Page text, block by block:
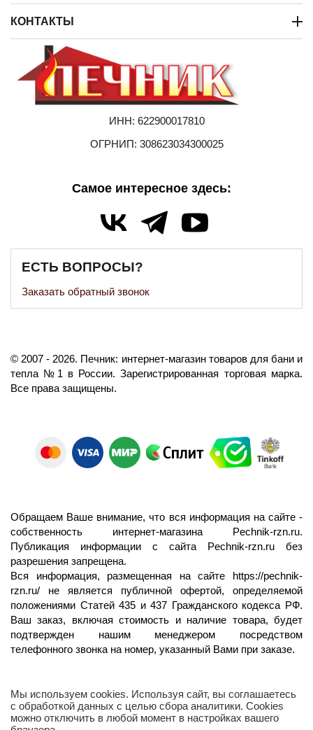
КОНТАКТЫ
ИНН: 622900017810
ОГРНИП: 308623034300025
Самое интересное здесь:
ЕСТЬ ВОПРОСЫ?
Заказать обратный звонок
©️ 2007 - 2026. Печник: интернет-магазин товаров для бани и
тепла №1 в России. Зарегистрированная торговая марка.
Все права защищены.
Обращаем Ваше внимание, что вся информация на сайте -
собственность интернет-магазина Pechnik-rzn.ru.
Публикация информации с сайта Pechnik-rzn.ru без
разрешения запрещена.
Вся информация, размещенная на сайте https://pechnik-
rzn.ru/ не является публичной офертой, определяемой
положениями Статей 435 и 437 Гражданского кодекса РФ.
Ваш заказ, включая стоимость и наличие товара, будет
подтвержден нашим менеджером посредством
телефонного звонка на номер, указанный Вами при заказе.
Мы используем cookies. Используя сайт, вы соглашаетесь
с обработкой данных с целью сбора аналитики. Cookies
можно отключить в любой момент в настройках вашего